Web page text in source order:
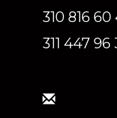
310 816 60
311 447 96